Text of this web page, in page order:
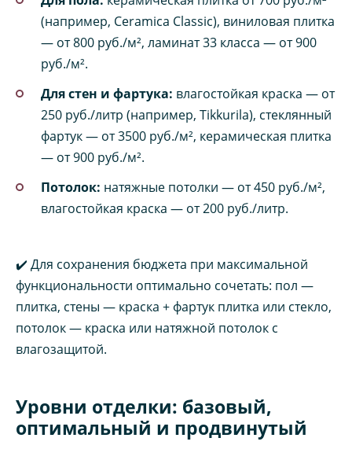
(например, Ceramica Classic), виниловая плитка
— от 800 руб./м², ламинат 33 класса — от 900
руб./м².
Для стен и фартука: влагостойкая краска — от
250 руб./литр (например, Tikkurila), стеклянный
фартук — от 3500 руб./м², керамическая плитка
— от 900 руб./м².
Потолок: натяжные потолки — от 450 руб./м²,
влагостойкая краска — от 200 руб./литр.
✔️ Для сохранения бюджета при максимальной
функциональности оптимально сочетать: пол —
плитка, стены — краска + фартук плитка или стекло,
потолок — краска или натяжной потолок с
влагозащитой.
Уровни отделки: базовый,
оптимальный и продвинутый